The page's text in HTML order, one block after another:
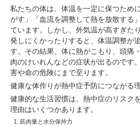
私たちの体は、体温を一定に保つため
がす」「血流を調整して熱を放散する
ています。しかし、外気温が高すぎた
発しにくかったりすると、体温調整が
す。その結果、体に熱がこもり、頭痛
肉のけいれんなどの症状が出るのです
害や命の危険にまで至ります。
健康な体作りが熱中症予防につながる
健康的な生活習慣は、熱中症のリスク
理由はいくつかあります。
筋肉量と水分保持力